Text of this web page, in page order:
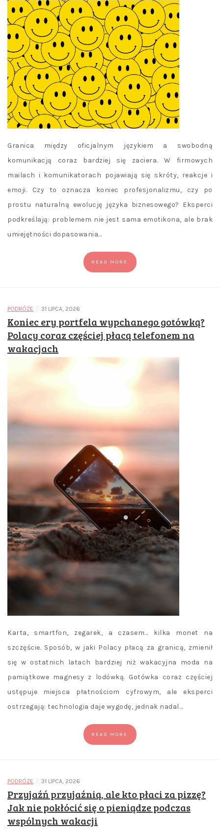
Granica między oficjalnym językiem a swobodną
komunikacją coraz bardziej się zaciera. W firmowych
mailach i komunikatorach pojawiają się skróty, reakcje i
emoji. Czy to oznacza koniec profesjonalizmu, czy po
prostu naturalną ewolucję języka biznesowego? Eksperci
podkreślają: problemem nie jest sama emotikona, ale brak
umiejętności dopasowania…
READ MORE
PODRÓŻE / 31 LIPCA, 2026
Koniec ery portfela wypchanego gotówką?
Polacy coraz częściej płacą telefonem na
wakacjach
Karta, smartfon, zegarek, a czasem… kilka monet na
szczęście. Sposób, w jaki Polacy płacą za granicą, zmienił
się w ostatnich latach bardziej niż wakacyjna moda na
pamiątkowe magnesy z lodówką. Gotówka coraz częściej
ustępuje miejsca płatnościom cyfrowym, ale eksperci
ostrzegają: technologia daje wygodę, jednak nadal…
READ MORE
PODRÓŻE / 31 LIPCA, 2026
Przyjaźń przyjaźnią, ale kto płaci za pizzę?
Jak nie pokłócić się o pieniądze podczas
wspólnych wakacji